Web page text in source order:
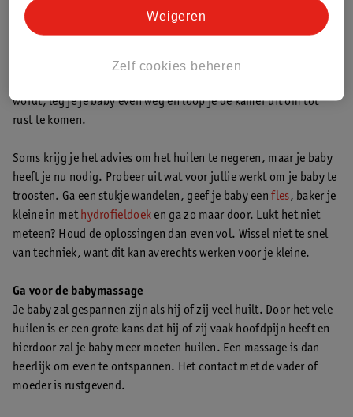
Geef je baby liefde en warmte
Het is logisch dat je op een gegeven moment niet meer weet wat
hij of zij niet lekker in zijn vel zit. Probeer je geduld te bewaren
wordt, leg je je baby even weg en loop je de kamer uit om tot
rust te komen.
Soms krijg je het advies om het huilen te negeren, maar je baby
heeft je nu nodig. Probeer uit wat voor jullie werkt om je baby te
troosten. Ga een stukje wandelen, geef je baby eenfles, baker je
kleine in met hydrofieldoek en ga zo maar door. Lukt het niet
meteen? Houd de oplossingen dan even vol. Wissel niet te snel
van techniek, want dit kan averechts werken voor je kleine.
Ga voor de babymassage
Je baby zal gespannen zijn als hij of zij veel huilt. Door het vele
huilen is er een grote kans dat hij of zij vaak hoofdpijn heeft en
hierdoor zal je baby meer moeten huilen. Een massage is dan
heerlijk om even te ontspannen. Het contact met de vader of
moeder is rustgevend.
Zelf cookies beheren
Weigeren